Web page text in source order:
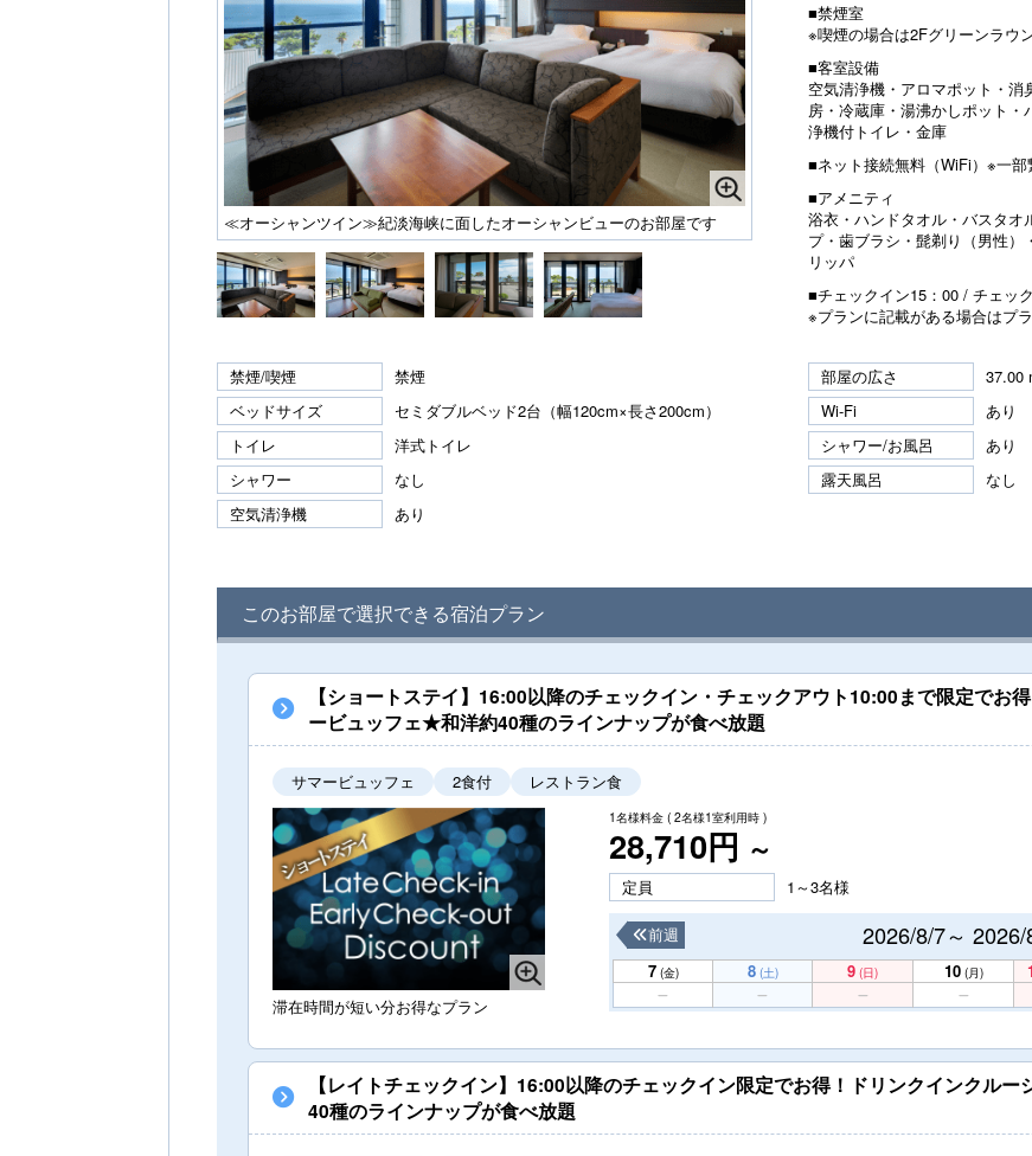
≪オーシャンツイン≫紀淡海峡に面したオーシャンビューのお部屋です
■禁煙室
※喫煙の場合は2Fグリーンラウ
■客室設備
空気清浄機・アロマポット・消
房・冷蔵庫・湯沸かしポット
浄機付トイレ・金庫
■ネット接続無料（WiFi）※一部
■アメニティ
浴衣・ハンドタオル・バスタオ
プ・歯ブラシ・髭剃り（男性
リッパ
■チェックイン15：00 / チェッ
※プランに記載がある場合はプ
禁煙/喫煙 禁煙 部屋の広さ 37.00
ベッドサイズ セミダブルベッド2台（幅120cm×長さ200cm） Wi-Fi
あり
トイレ
洋式トイレ シャワー/お風呂
あり
シャワー
なし 露天風呂
なし
空気清浄機
あり
このお部屋で選択できる宿泊プラン
【ショートステイ】16:00以降のチェックイン・チェックアウト10:00まで限定でお
ービュッフェ★和洋約40種のラインナップが食べ放題
サマービュッフェ 2食付 レストラン食
滞在時間が短い分お得なプラン
1名様料金 ( 2名様1室利用時 )
28,710円 ～
定員 1～3名様
2026/8/7～ 2026/
前週
7 (金) 8 (土) 9 (日) 10 (月)
【レイトチェックイン】16:00以降のチェックイン限定でお得！ドリンクインクル
40種のラインナップが食べ放題